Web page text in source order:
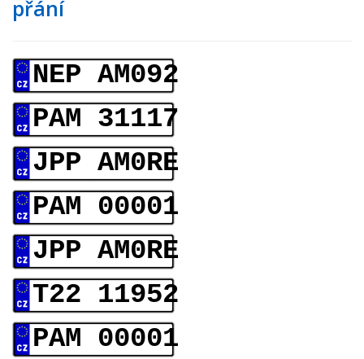
přání
NEP AM092
PAM 31117
JPP AM0RE
PAM 00001
JPP AM0RE
T22 11952
PAM 00001